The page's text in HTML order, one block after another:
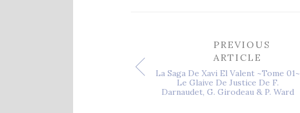
PREVIOUS
ARTICLE
La Saga De Xavi El Valent ~Tome 01~
Le Glaive De Justice De F.
Darnaudet, G. Girodeau & P. Ward